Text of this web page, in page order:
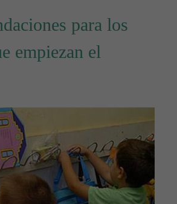
para los
empiezan el